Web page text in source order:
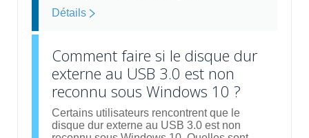
Détails
Comment faire si le disque dur
externe au USB 3.0 est non
reconnu sous Windows 10 ?
Certains utilisateurs rencontrent que le
disque dur externe au USB 3.0 est non